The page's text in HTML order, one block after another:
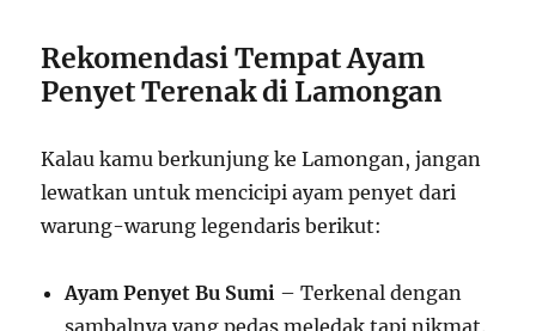
Rekomendasi Tempat Ayam
Penyet Terenak di Lamongan
Kalau kamu berkunjung ke Lamongan, jangan
lewatkan untuk mencicipi ayam penyet dari
warung-warung legendaris berikut:
Ayam Penyet Bu Sumi – Terkenal dengan
sambalnya yang pedas meledak tapi nikmat.